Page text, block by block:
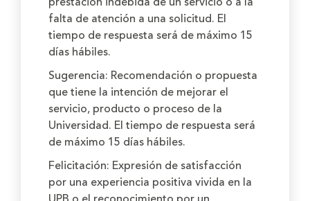
falta de atención a una solicitud. El
tiempo de respuesta será de máximo 15
días hábiles.
Sugerencia: Recomendación o propuesta
que tiene la intención de mejorar el
servicio, producto o proceso de la
Universidad. El tiempo de respuesta será
de máximo 15 días hábiles.
Felicitación: Expresión de satisfacción
por una experiencia positiva vivida en la